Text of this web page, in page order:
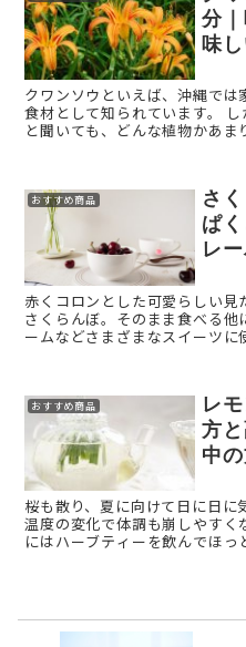
分
味
クワンソウといえば、沖縄で
食材として知られています。
と聞いても、どんな植物かあ
おすすめ商品
さ
ぱ
レ
赤くコロンとした可愛らしい
さくらんぼ。そのまま食べる他
ームなどさまざまなスイーツ
おすすめ商品
レ
方
中
桜も散り、夏に向けて日に日に
温度の変化で体調も崩しやすく
にはハーブティーを飲んでほ